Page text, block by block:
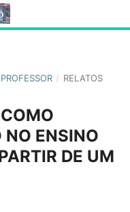
/ RELATOS
NO ENSINO
DE UM